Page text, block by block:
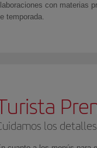
con materias
temporada.
los detalles